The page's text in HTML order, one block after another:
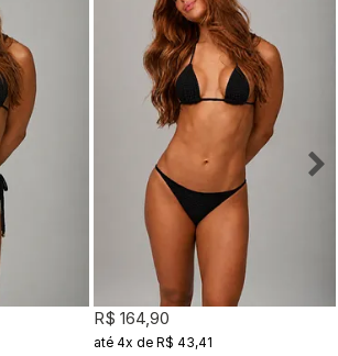
R$ 164,90
4x de R$ 43,41